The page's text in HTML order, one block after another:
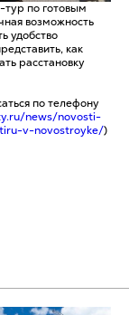
по готовым
возможность
удобство
как
расстановку
по телефону
news/novosti-
v-novostroyke/)